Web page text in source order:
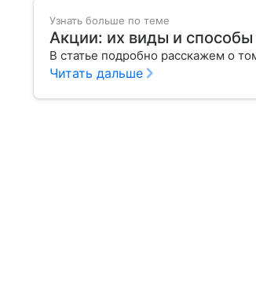
Узнать больше по теме
Акции: их виды и способы
В статье подробно расскажем о
Читать дальше